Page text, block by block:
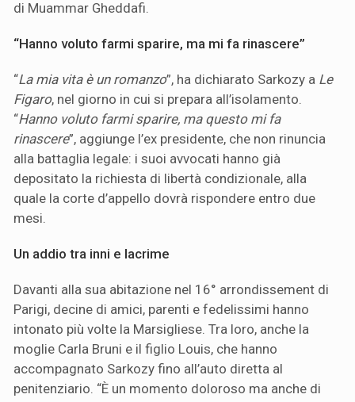
di Muammar Gheddafi.
“Hanno voluto farmi sparire, ma mi fa rinascere”
“La mia vita è un romanzo”, ha dichiarato Sarkozy a Le
Figaro, nel giorno in cui si prepara all’isolamento.
“Hanno voluto farmi sparire, ma questo mi fa
rinascere”, aggiunge l’ex presidente, che non rinuncia
alla battaglia legale: i suoi avvocati hanno già
depositato la richiesta di libertà condizionale, alla
quale la corte d’appello dovrà rispondere entro due
mesi.
Un addio tra inni e lacrime
Davanti alla sua abitazione nel 16° arrondissement di
Parigi, decine di amici, parenti e fedelissimi hanno
intonato più volte la Marsigliese. Tra loro, anche la
moglie Carla Bruni e il figlio Louis, che hanno
accompagnato Sarkozy fino all’auto diretta al
penitenziario. “È un momento doloroso ma anche di